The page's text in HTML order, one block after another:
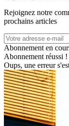
Rejoignez notre
prochains articles
Abonnement en
Abonnement réussi !
Oups, une erreur